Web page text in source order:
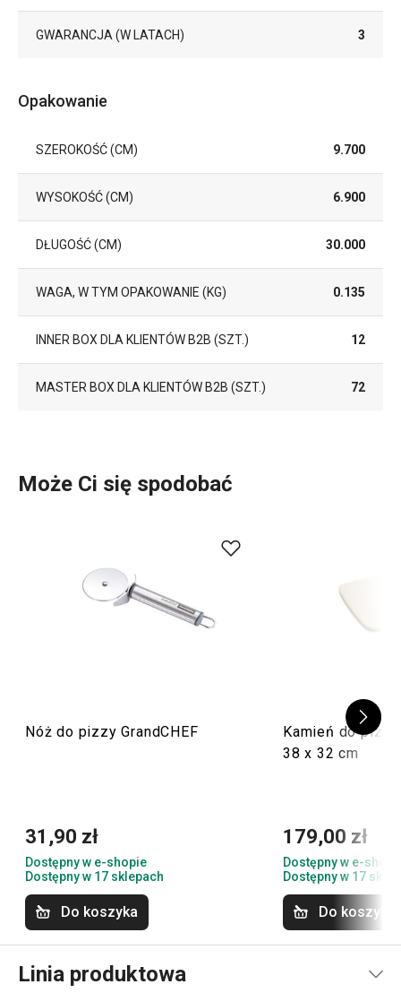
GWARANCJA (W LATACH) 3
Opakowanie
SZEROKOŚĆ (CM) 9.700
WYSOKOŚĆ (CM) 6.900
DŁUGOŚĆ (CM) 30.000
WAGA, W TYM OPAKOWANIE (KG) 0.135
INNER BOX DLA KLIENTÓW B2B (SZT.) 12
MASTER BOX DLA KLIENTÓW B2B (SZT.) 72
Może Ci się spodobać
Nóż do pizzy GrandCHEF
31,90 zł
Dostępny w e-shopie
Dostępny w 17 sklepach
Do koszyka
Kamień do
38 x 32 cm
179,00 zł
Dostępny w e-
Dostępny w 17
Do koszyka
Linia produktowa